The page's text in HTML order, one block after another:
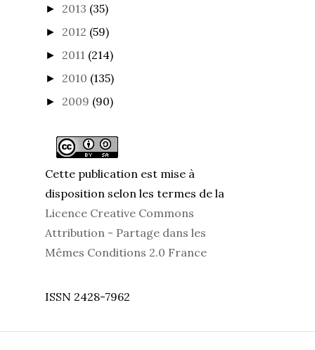
► 2013 (35)
► 2012 (59)
► 2011 (214)
► 2010 (135)
► 2009 (90)
Cette publication est mise à
disposition selon les termes de la
Licence Creative Commons
Attribution - Partage dans les
Mêmes Conditions 2.0 France
ISSN 2428-7962